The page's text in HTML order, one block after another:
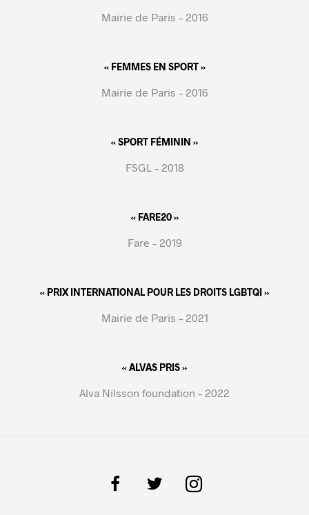
Mairie de Paris – 2016
« FEMMES EN SPORT »
Mairie de Paris – 2016
« SPORT FÉMININ »
FSGL – 2018
« FARE20 »
Fare – 2019
« PRIX INTERNATIONAL POUR LES DROITS LGBTQI »
Mairie de Paris – 2021
« ALVAS PRIS »
Alva Nilsson foundation – 2022